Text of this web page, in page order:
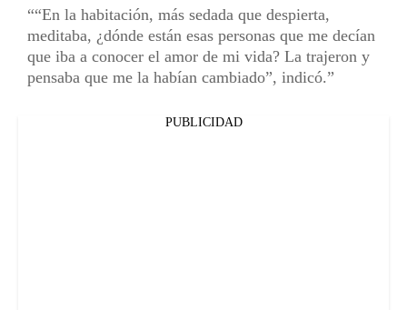
“En la habitación, más sedada que despierta,
meditaba, ¿dónde están esas personas que me decían
que iba a conocer el amor de mi vida? La trajeron y
pensaba que me la habían cambiado”, indicó.
PUBLICIDAD